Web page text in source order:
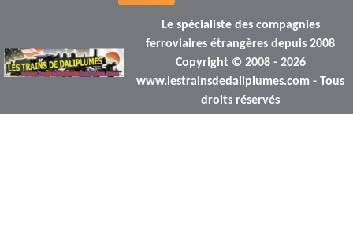
Le spécialiste des compagnies
ferroviaires étrangères depuis 2008
Copyright © 2008 - 2026
www.lestrainsdedaliplumes.com - Tous
droits réservés